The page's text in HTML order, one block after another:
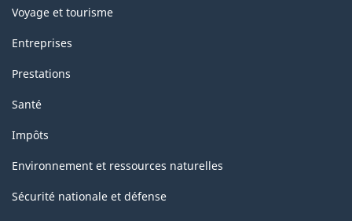
Voyage et tourisme
Entreprises
Prestations
Santé
Impôts
Environnement et ressources naturelles
Sécurité nationale et défense